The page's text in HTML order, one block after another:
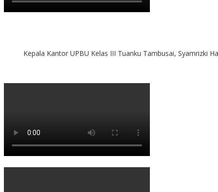
Kepala Kantor UPBU Kelas III Tuanku Tambusai, Syamrizki